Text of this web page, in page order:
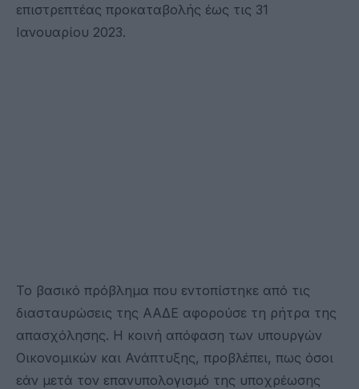
επιστρεπτέας προκαταβολής έως τις 31
Ιανουαρίου 2023.
Το βασικό πρόβλημα που εντοπίστηκε από τις
διασταυρώσεις της ΑΑΔΕ αφορούσε τη ρήτρα της
απασχόλησης. Η κοινή απόφαση των υπουργών
Οικονομικών και Ανάπτυξης, προβλέπει, πως όσοι
εάν μετά τον επανυπολογισμό της υποχρέωσης